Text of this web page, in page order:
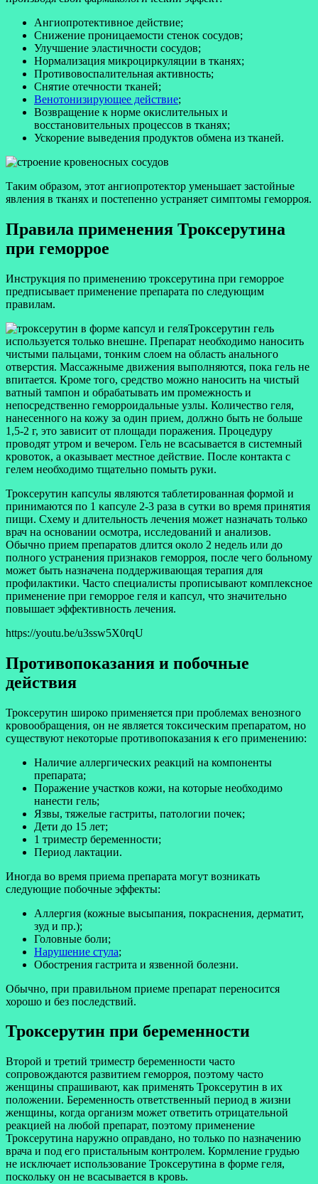
Ангиопротективное действие;
Снижение проницаемости стенок сосудов;
Улучшение эластичности сосудов;
Нормализация микроциркуляции в тканях;
Противовоспалительная активность;
Снятие отечности тканей;
Венотонизирующее действие;
Возвращение к норме окислительных и
восстановительных процессов в тканях;
Ускорение выведения продуктов обмена из тканей.
Таким образом, этот ангиопротектор уменьшает застойные
явления в тканях и постепенно устраняет симптомы геморроя.
Правила применения Троксерутина
при геморрое
Инструкция по применению троксерутина при геморрое
предписывает применение препарата по следующим
правилам.
Троксерутин гель
используется только внешне. Препарат необходимо наносить
чистыми пальцами, тонким слоем на область анального
отверстия. Массажныме движения выполняются, пока гель не
впитается. Кроме того, средство можно наносить на чистый
ватный тампон и обрабатывать им промежность и
непосредственно геморроидальные узлы. Количество геля,
нанесенного на кожу за один прием, должно быть не больше
1,5-2 г, это зависит от площади поражения. Процедуру
проводят утром и вечером. Гель не всасывается в системный
кровоток, а оказывает местное действие. После контакта с
гелем необходимо тщательно помыть руки.
Троксерутин капсулы являются таблетированная формой и
принимаются по 1 капсуле 2-3 раза в сутки во время принятия
пищи. Схему и длительность лечения может назначать только
врач на основании осмотра, исследований и анализов.
Обычно прием препаратов длится около 2 недель или до
полного устранения признаков геморроя, после чего больному
может быть назначена поддерживающая терапия для
профилактики. Часто специалисты прописывают комплексное
применение при геморрое геля и капсул, что значительно
повышает эффективность лечения.
https://youtu.be/u3ssw5X0rqU
Противопоказания и побочные
действия
Троксерутин широко применяется при проблемах венозного
кровообращения, он не является токсическим препаратом, но
существуют некоторые противопоказания к его применению:
Наличие аллергических реакций на компоненты
препарата;
Поражение участков кожи, на которые необходимо
нанести гель;
Язвы, тяжелые гастриты, патологии почек;
Дети до 15 лет;
1 триместр беременности;
Период лактации.
Иногда во время приема препарата могут возникать
следующие побочные эффекты:
Аллергия (кожные высыпания, покраснения, дерматит,
зуд и пр.);
Головные боли;
Нарушение стула;
Обострения гастрита и язвенной болезни.
Обычно, при правильном приеме препарат переносится
хорошо и без последствий.
Троксерутин при беременности
Второй и третий триместр беременности часто
сопровождаются развитием геморроя, поэтому часто
женщины спрашивают, как применять Троксерутин в их
положении. Беременность ответственный период в жизни
женщины, когда организм может ответить отрицательной
реакцией на любой препарат, поэтому применение
Троксерутина наружно оправдано, но только по назначению
врача и под его пристальным контролем. Кормление грудью
не исключает использование Троксерутина в форме геля,
поскольку он не всасывается в кровь.